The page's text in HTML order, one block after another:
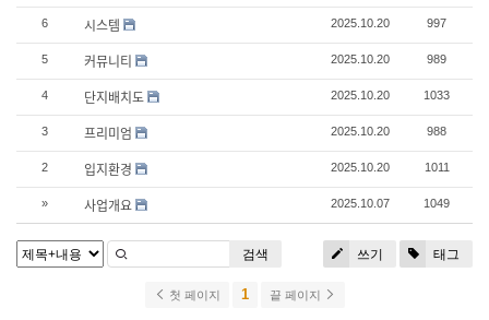
6 시스템 2025.10.20 997
5 커뮤니티 2025.10.20 989
4 단지배치도 2025.10.20 1033
3 프리미엄 2025.10.20 988
2 입지환경 2025.10.20 1011
» 사업개요 2025.10.07 1049
쓰기 태그
검색
첫 페이지 1 끝 페이지